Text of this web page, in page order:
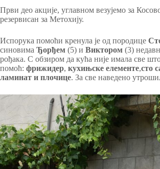
Први део акције, углавном везујемо за
резервисан за Метохију.
Испорука помоћи кренула је од породице
синовима Ђорђем (5) и Виктором (3)
рођака. С обзиром да кућа није имала све
помоћ: фрижидер, кухињске елементе,сто
ламинат и плочице. За све наведено